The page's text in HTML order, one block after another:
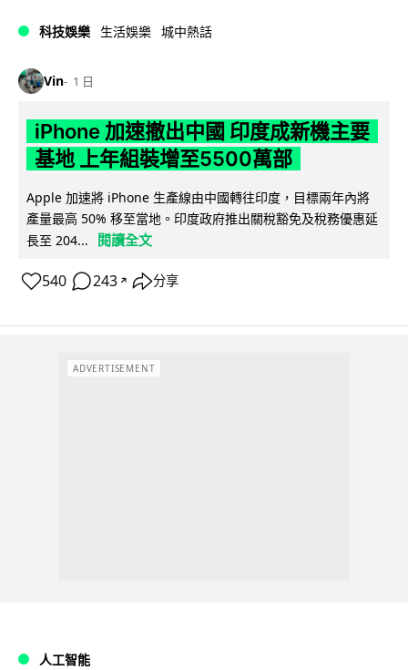
科技娛樂 生活娛樂 城中熱話
Vin 1 日
iPhone 加速撤出中國 印度成新機主要
基地 上年組裝增至5500萬部
Apple 加速將 iPhone 生產線由中國轉往印度，目標兩年內將
產量最高 50% 移至當地。印度政府推出關稅豁免及稅務優惠延
長至 204...
閱讀全文
540 243 ↗ 分享
ADVERTISEMENT
人工智能